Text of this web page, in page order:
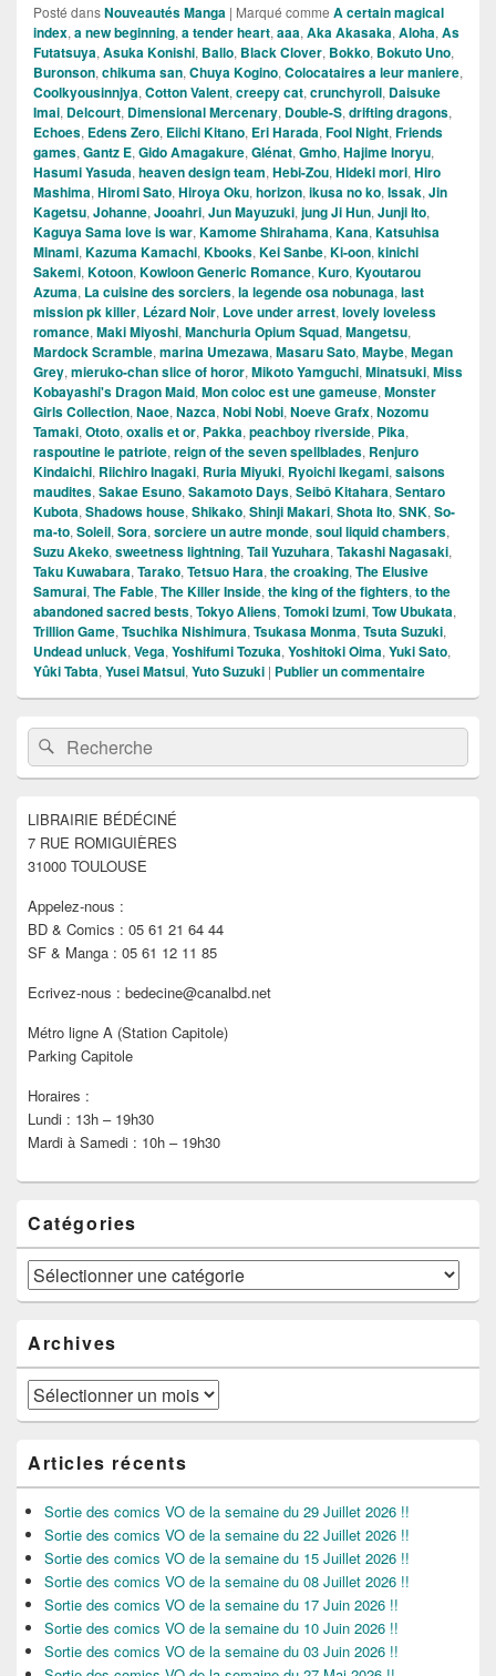
Posté dansNouveautés Manga | Marqué comme A certain magical
index, a new beginning, a tender heart, aaa, Aka Akasaka, Aloha, As
Futatsuya, Asuka Konishi, Ballo, Black Clover, Bokko, Bokuto Uno,
Buronson, chikuma san, Chuya Kogino, Colocataires a leur maniere,
Coolkyousinnjya, Cotton Valent, creepy cat, crunchyroll, Daisuke
Imai, Delcourt, Dimensional Mercenary, Double-S, drifting dragons,
Echoes, Edens Zero, Eiichi Kitano, Eri Harada, Fool Night, Friends
games, Gantz E, Gido Amagakure, Glénat, Gmho, Hajime Inoryu,
Hasumi Yasuda, heaven design team, Hebi-Zou, Hideki mori, Hiro
Mashima, Hiromi Sato, Hiroya Oku, horizon, ikusa no ko, Issak, Jin
Kagetsu, Johanne, Jooahri, Jun Mayuzuki, jung Ji Hun, Junji Ito,
Kaguya Sama love is war, Kamome Shirahama, Kana, Katsuhisa
Minami, Kazuma Kamachi, Kbooks, Kei Sanbe, Ki-oon, kinichi
Sakemi, Kotoon, Kowloon Generic Romance, Kuro, Kyoutarou
Azuma, La cuisine des sorciers, la legende osa nobunaga, last
mission pk killer, Lézard Noir, Love under arrest, lovely loveless
romance, Maki Miyoshi, Manchuria Opium Squad, Mangetsu,
Mardock Scramble, marina Umezawa, Masaru Sato, Maybe, Megan
Grey, mieruko-chan slice of horor, Mikoto Yamguchi, Minatsuki, Miss
Kobayashi's Dragon Maid, Mon coloc est une gameuse, Monster
Girls Collection, Naoe, Nazca, Nobi Nobi, Noeve Grafx, Nozomu
Tamaki, Ototo, oxalis et or, Pakka, peachboy riverside, Pika,
raspoutine le patriote, reign of the seven spellblades, Renjuro
Kindaichi, Riichiro Inagaki, Ruria Miyuki, Ryoichi Ikegami, saisons
maudites, Sakae Esuno, Sakamoto Days, Seibô Kitahara, Sentaro
Kubota, Shadows house, Shikako, Shinji Makari, Shota Ito, SNK, So-
ma-to, Soleil, Sora, sorciere un autre monde, soul liquid chambers,
Suzu Akeko, sweetness lightning, Tail Yuzuhara, Takashi Nagasaki,
Taku Kuwabara, Tarako, Tetsuo Hara, the croaking, The Elusive
Samurai, The Fable, The Killer Inside, the king of the fighters, to the
abandoned sacred bests, Tokyo Aliens, Tomoki Izumi, Tow Ubukata,
Trillion Game, Tsuchika Nishimura, Tsukasa Monma, Tsuta Suzuki,
Undead unluck, Vega, Yoshifumi Tozuka, Yoshitoki Oima, Yuki Sato,
Yûki Tabta, Yusei Matsui, Yuto Suzuki | Publier un commentaire
Zone
principale
de
widget
barre
latérale
Recherche :Rechercher
LIBRAIRIE BÉDÉCINÉ
7 RUE ROMIGUIÈRES
31000 TOULOUSE
Appelez-nous :
BD & Comics : 05 61 21 64 44
SF & Manga : 05 61 12 11 85
Ecrivez-nous : bedecine@canalbd.net
Métro ligne A (Station Capitole)
Parking Capitole
Horaires :
Lundi : 13h – 19h30
Mardi à Samedi : 10h – 19h30
Catégories
Catégories
Archives
Archives
Articles récents
Sortie des comics VO de la semaine du 29 Juillet 2026 !!
Sortie des comics VO de la semaine du 22 Juillet 2026 !!
Sortie des comics VO de la semaine du 15 Juillet 2026 !!
Sortie des comics VO de la semaine du 08 Juillet 2026 !!
Sortie des comics VO de la semaine du 17 Juin 2026 !!
Sortie des comics VO de la semaine du 10 Juin 2026 !!
Sortie des comics VO de la semaine du 03 Juin 2026 !!